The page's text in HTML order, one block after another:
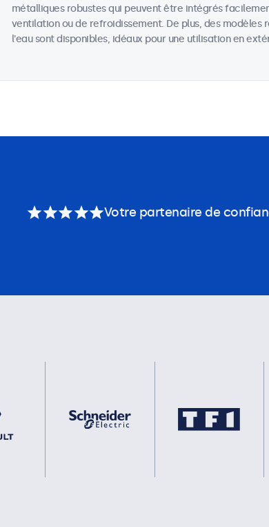
métalliques robustes qui peuvent être intégrés
ventilation ou de refroidissement. De plus, des
l'eau sont disponibles, idéaux pour une utilisation en
Votre partenaire de